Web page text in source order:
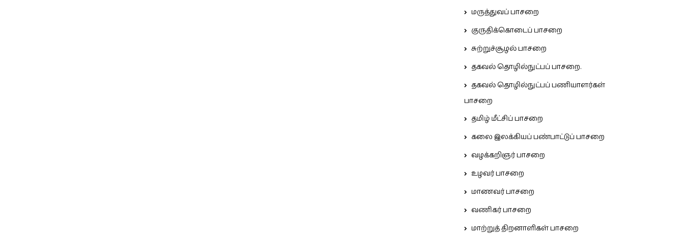
மருத்துவப் பாசறை
குருதிக்கொடைப் பாசறை
சுற்றுச்சூழல் பாசறை
தகவல் தொழில்நுட்பப் பாசறை.
தகவல் தொழில்நுட்பப் பணியாளர்கள்
பாசறை
தமிழ் மீட்சிப் பாசறை
கலை இலக்கியப் பண்பாட்டுப் பாசறை
வழக்கறிஞர் பாசறை
உழவர் பாசறை
மாணவர் பாசறை
வணிகர் பாசறை
மாற்றுத் திறனாளிகள் பாசறை